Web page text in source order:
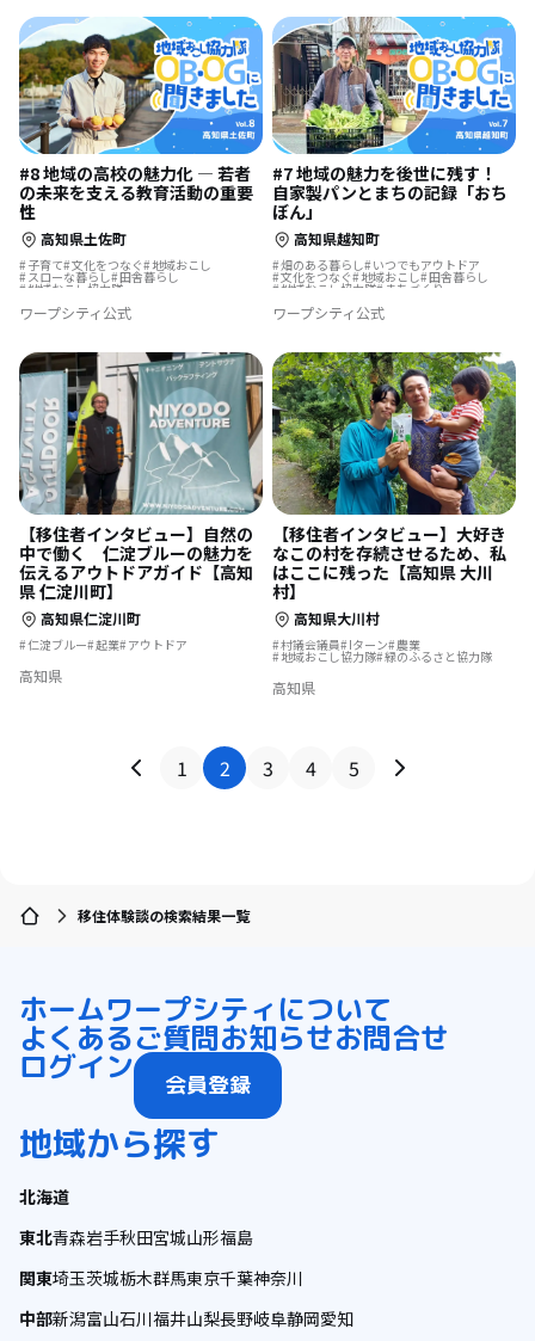
#8 地域の高校の魅力化 ― 若者
の未来を支える教育活動の重要
性
高知県土佐町
子育て 文化をつなぐ 地域おこし
スローな暮らし 田舎暮らし
地域おこし協力隊
ワープシティ公式
#7 地域の魅力を後世に残す！
自家製パンとまちの記録「おち
ぼん」
高知県越知町
畑のある暮らし いつでもアウトドア
文化をつなぐ 地域おこし 田舎暮らし
地域おこし協力隊 まちづくり
地域おこし協力隊に聞いてみた
ワープシティ公式
【移住者インタビュー】自然の
中で働く 仁淀ブルーの魅力を
伝えるアウトドアガイド【高知
県 仁淀川町】
高知県仁淀川町
仁淀ブルー 起業 アウトドア
高知県
【移住者インタビュー】大好き
なこの村を存続させるため、私
はここに残った【高知県 大川
村】
高知県大川村
村議会議員 Iターン 農業
地域おこし協力隊 緑のふるさと協力隊
高知県
1 2 3 4 5
移住体験談の検索結果一覧
ホームワープシティについて
よくあるご質問お知らせお問合せ
ログイン 会員登録
地域から探す
北海道
東北青森岩手秋田宮城山形福島
関東埼玉茨城栃木群馬東京千葉神奈川
中部新潟富山石川福井山梨長野岐阜静岡愛知